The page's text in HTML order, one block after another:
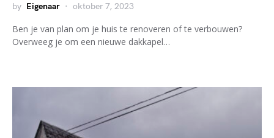
by Eigenaar oktober 7, 2023
Ben je van plan om je huis te renoveren of te verbouwen?
Overweeg je om een nieuwe dakkapel…